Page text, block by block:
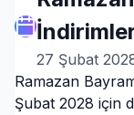
27 Şubat
Ramazan
Şubat 2028 için